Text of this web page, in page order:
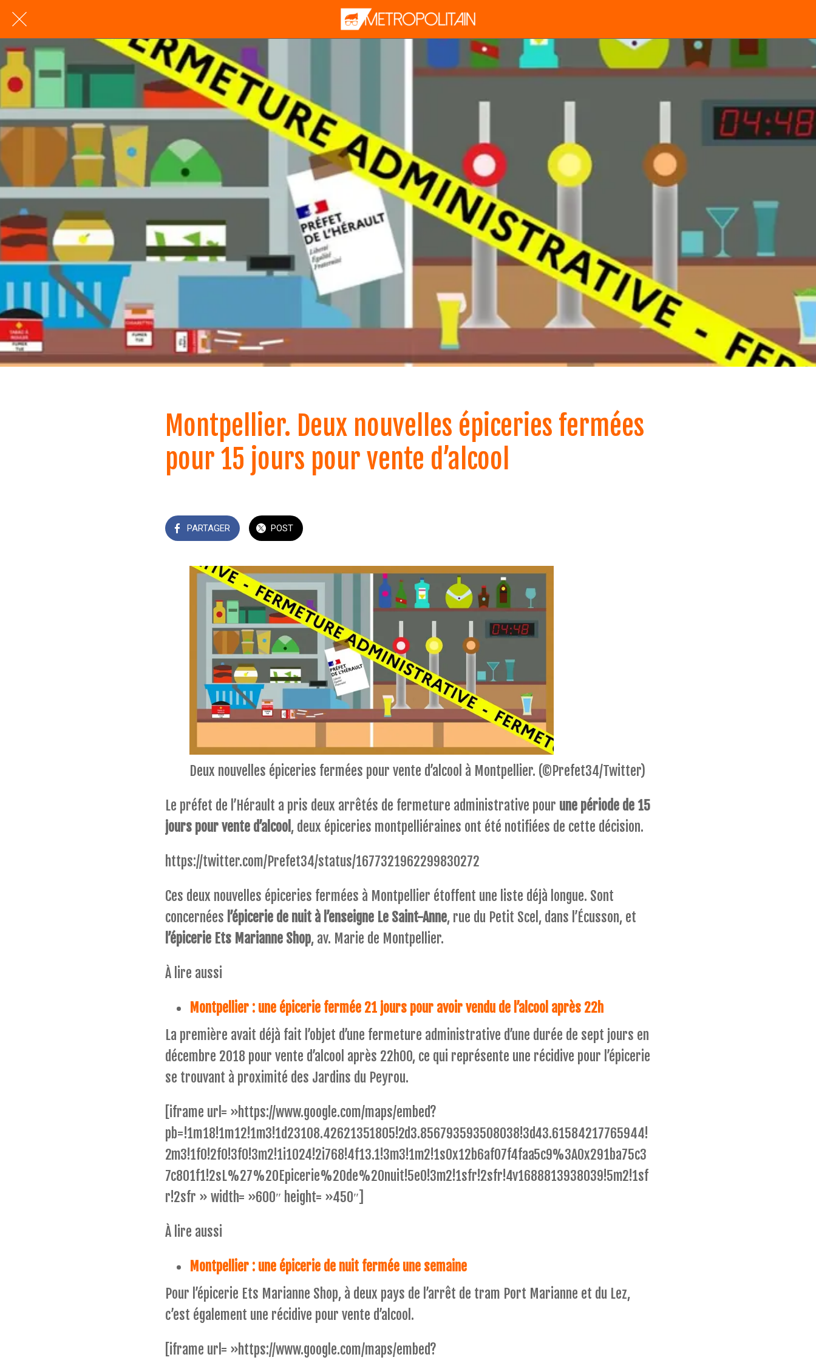
Montpellier. Deux nouvelles épiceries fermées
pour 15 jours pour vente d’alcool
PARTAGER POST
Deux nouvelles épiceries fermées pour vente d’alcool à Montpellier. (©Prefet34/Twitter)
Le préfet de l’Hérault a pris deux arrêtés de fermeture administrative pour une période de 15
jours pour vente d’alcool , deux épiceries montpelliéraines ont été notifiées de cette décision.
https://twitter.com/Prefet34/status/1677321962299830272
Ces deux nouvelles épiceries fermées à Montpellier étoffent une liste déjà longue. Sont
concernées l’épicerie de nuit à l’enseigne Le Saint-Anne, rue du Petit Scel, dans l’Écusson, et
l’épicerie Ets Marianne Shop, av. Marie de Montpellier.
À lire aussi
Montpellier : une épicerie fermée 21 jours pour avoir vendu de l’alcool après 22h
La première avait déjà fait l’objet d’une fermeture administrative d’une durée de sept jours en
décembre 2018 pour vente d’alcool après 22h00, ce qui représente une récidive pour l’épicerie
se trouvant à proximité des Jardins du Peyrou.
[iframe url= »https://www.google.com/maps/embed?
pb=!1m18!1m12!1m3!1d23108.42621351805!2d3.856793593508038!3d43.61584217765944!
2m3!1f0!2f0!3f0!3m2!1i1024!2i768!4f13.1!3m3!1m2!1s0x12b6af07f4faa5c9%3A0x291ba75c3
7c801f1!2sL%27%20Epicerie%20de%20nuit!5e0!3m2!1sfr!2sfr!4v1688813938039!5m2!1sf
r!2sfr » width= »600″ height= »450″]
À lire aussi
Montpellier : une épicerie de nuit fermée une semaine
Pour l’épicerie Ets Marianne Shop, à deux pays de l’arrêt de tram Port Marianne et du Lez,
c’est également une récidive pour vente d’alcool.
[iframe url= »https://www.google.com/maps/embed?